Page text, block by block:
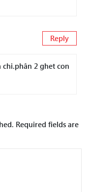
Reply
2 ghet con
Required fields are